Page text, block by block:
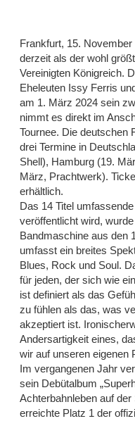
Frankfurt, 15.
derzeit als der wohl
Vereinigten Königreich.
Eheleuten Issy Ferris
am 1. März 2024 sein
nimmt es direkt im
Tournee. Die deutschen
drei Termine in
Shell), Hamburg (19.
März, Prachtwerk).
erhältlich.
Das 14 Titel
veröffentlicht wird,
Bandmaschine aus den
umfasst ein breites
Blues, Rock und Soul.
für jeden, der sich wie
ist definiert als das
zu fühlen als das, was
akzeptiert ist.
Andersartigkeit eines,
wir auf unseren eigenen
Im vergangenen Jahr
sein Debütalbum
Achterbahnleben auf
erreichte Platz 1 der